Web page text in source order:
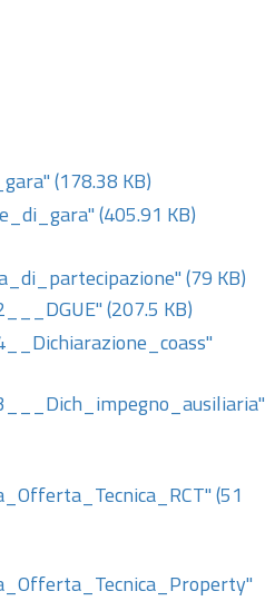
(178.38 KB)
(405.91 KB)
(79 KB)
(207.5 KB)
(51